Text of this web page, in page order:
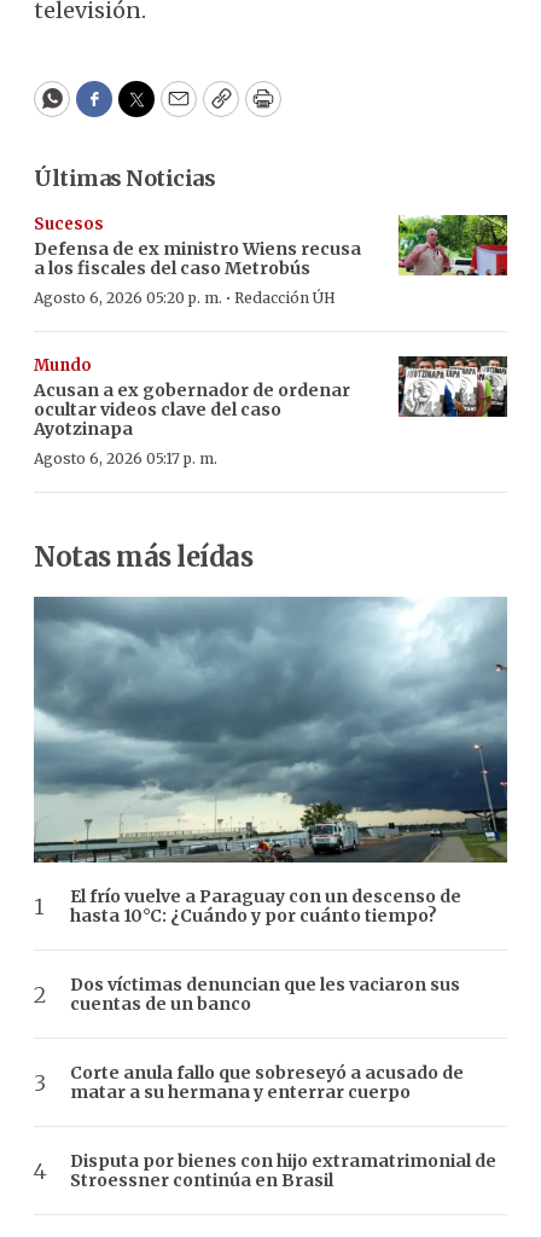
televisión.
WhatsApp
Facebook
Twitter
EmailCopyPrint
Últimas Noticias
Sucesos
Defensa de ex ministro Wiens recusa
a los fiscales del caso Metrobús
Agosto 6, 2026 05:20 p. m. · Redacción ÚH
Mundo
Acusan a ex gobernador de ordenar
ocultar videos clave del caso
Ayotzinapa
Agosto 6, 2026 05:17 p. m.
Notas más leídas
El frío vuelve a Paraguay con un descenso de
hasta 10°C: ¿Cuándo y por cuánto tiempo?
Dos víctimas denuncian que les vaciaron sus
cuentas de un banco
Corte anula fallo que sobreseyó a acusado de
matar a su hermana y enterrar cuerpo
Disputa por bienes con hijo extramatrimonial de
Stroessner continúa en Brasil